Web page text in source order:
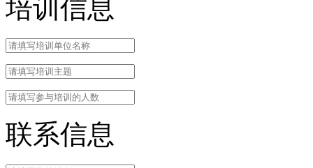
培训信息
联系信息